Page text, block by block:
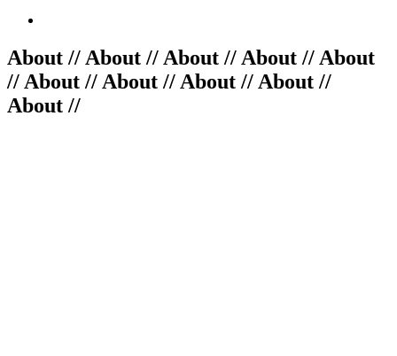
About // About // About // About // About
// About // About // About // About //
About //